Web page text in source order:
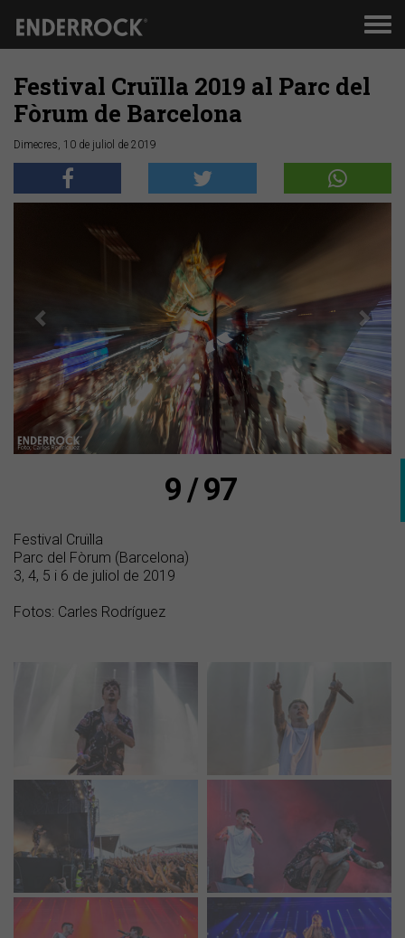
Festival Cruïlla 2019 al Parc del
Fòrum de Barcelona
Dimecres, 10 de juliol de 2019
Anterior
9 / 97
Festival Cruïlla
Parc del Fòrum (Barcelona)
3, 4, 5 i 6 de juliol de 2019
Fotos: Carles Rodríguez